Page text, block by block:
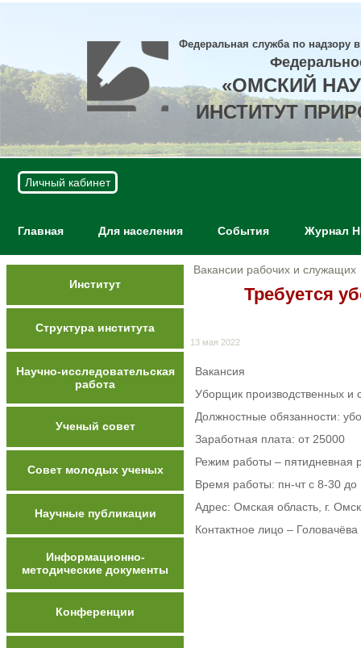
Федеральная служба по надзору
«ОМСКИЙ
ИНСТИТУТ
Личный кабинет
Главная Для населения События Журнал
Институт
Структура института
Научно-исследовательская
работа
Ученый совет
Совет молодых ученых
Научные публикации
Информационно-
методические документы
Конференции
Вакансии рабочих и служащих
Требуется
13 мая 2022
Вакансия
Уборщик производственных
Должностные обязанности:
Заработная плата: от 25000
Режим работы – пятидневная
Время работы: пн-чт с 8-30
Адрес: Омская область, г.
Контактное лицо –